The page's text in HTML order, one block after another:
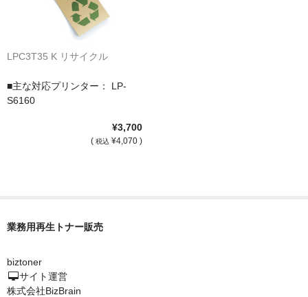
LPC3T35 K リサイクル
■主な対応プリンター： LP-
S6160
¥3,700
( 税込 ¥4,070 )
業務用再生トナー販売
biztoner
サイト運営
株式会社BizBrain